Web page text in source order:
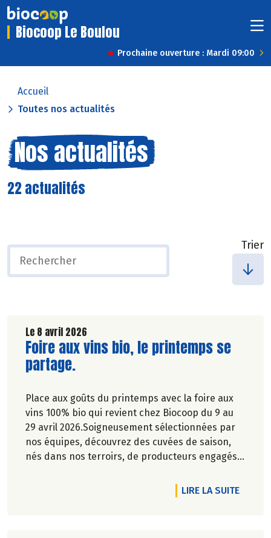
Biocoop Le Boulou
Prochaine ouverture : Mardi 09:00
Accueil
Toutes nos actualités
Nos actualités
22 actualités
Trier
Le 8 avril 2026
Lire la suite de l'article
Foire aux vins bio, le printemps se
partage.
Place aux goûts du printemps avec la foire aux
vins 100% bio qui revient chez Biocoop du 9 au
29 avril 2026.Soigneusement sélectionnées par
nos équipes, découvrez des cuvées de saison,
nés dans nos terroirs, de producteurs engagés
LIRE LA SUITEDE